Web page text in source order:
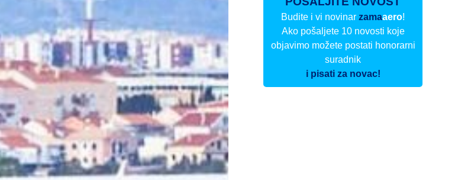
Budite i vi novinarzamaaero!
Ako pošaljete 10 novosti koje
objavimo možete postati honorarni
suradnik
i pisati za novac!